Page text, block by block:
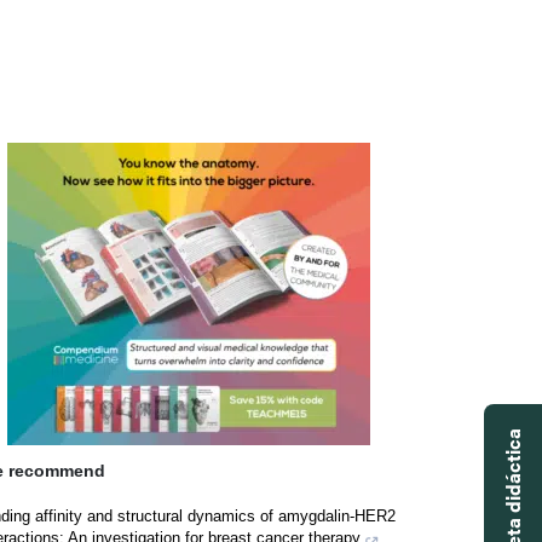
recommend
affinity and structural dynamics of amygdalin-HER2
An investigation for breast cancer therapy